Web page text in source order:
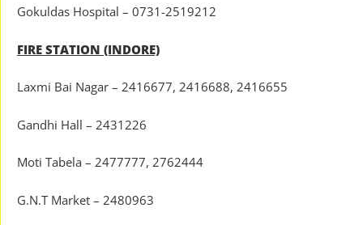
Gokuldas Hospital – 0731-2519212
FIRE STATION (INDORE)
Laxmi Bai Nagar – 2416677, 2416688, 2416655
Gandhi Hall – 2431226
Moti Tabela – 2477777, 2762444
G.N.T Market – 2480963